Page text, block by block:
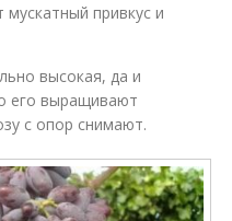
привкус и
высокая, да и
его выращивают
с опор снимают.